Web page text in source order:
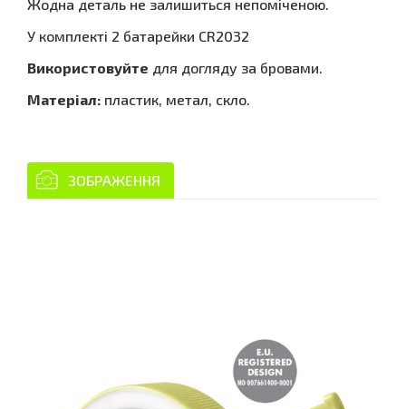
Жодна деталь не залишиться непоміченою.
У комплекті 2 батарейки CR2032
Використовуйте для догляду за бровами.
Матеріал: пластик, метал, скло.
ЗОБРАЖЕННЯ